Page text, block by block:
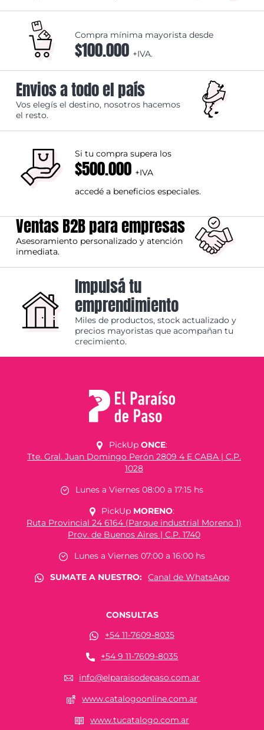
Compra mínima mayorista desde
$100.000 +IVA.
Envios a todo el país
Vos elegís el destino, nosotros hacemos
el resto.
Si tu compra supera los
$500.000 +IVA
accedé a beneficios especiales.
Ventas B2B para empresas
Asesoramiento personalizado y atención
inmediata.
Impulsá tu
emprendimiento
Miles de productos, stock actualizado y
precios mayoristas que acompañan tu
crecimiento.
PickUp ONCE:
Tte. Gral. Juan Domingo Perón 2809 4 E CABA | C.P.
1028
Lunes a Viernes 08:00 a 17:15 hs
PickUp MORENO:
Ruta Provincial 24 6164 (Parque industrial Moreno 1)
Prov. de Buenos Aires | C.P. 1740
Lunes a Viernes 07:00 a 16:00 hs
SUMATE A NUESTRO:
Canal de WhatsApp
CONSULTAS
+54 11-7609-8035
+54 9 11-7609-8035
info@elparaisodepaso.com.ar
www.catalogoonline.com.ar
www.tucatalogo.com.ar